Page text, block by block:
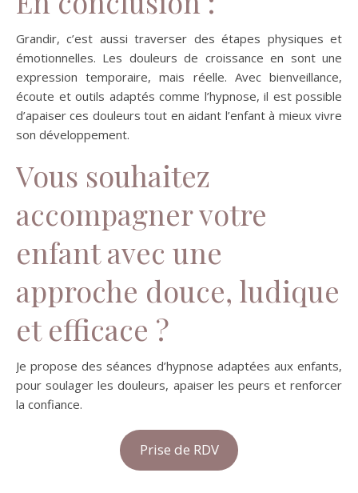
Grandir, c’est aussi traverser des étapes physiques et
émotionnelles. Les douleurs de croissance en sont une
expression temporaire, mais réelle. Avec bienveillance,
écoute et outils adaptés comme l’hypnose, il est possible
d’apaiser ces douleurs tout en aidant l’enfant à mieux vivre
son développement.
Vous souhaitez
accompagner votre
enfant avec une
approche douce, ludique
et efficace ?
Je propose des séances d’hypnose adaptées aux enfants,
pour soulager les douleurs, apaiser les peurs et renforcer
la confiance.
Prise de RDV